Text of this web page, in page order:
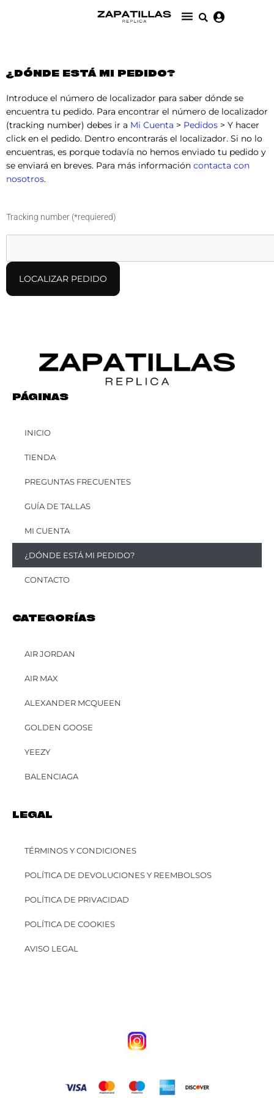
¿DÓNDE ESTÁ MI PEDIDO?
Introduce el número de localizador para saber dónde se
encuentra tu pedido. Para encontrar el número de localizador
(tracking number) debes ir a Mi Cuenta > Pedidos > Y hacer
click en el pedido. Dentro encontrarás el localizador. Si no lo
encuentras, es porque todavía no hemos enviado tu pedido y
se enviará en breves. Para más información contacta con
nosotros.
Tracking number (*requiered)
PÁGINAS
INICIO
TIENDA
PREGUNTAS FRECUENTES
GUÍA DE TALLAS
MI CUENTA
¿DÓNDE ESTÁ MI PEDIDO?
CONTACTO
CATEGORÍAS
AIR JORDAN
AIR MAX
ALEXANDER MCQUEEN
GOLDEN GOOSE
YEEZY
BALENCIAGA
LEGAL
TÉRMINOS Y CONDICIONES
POLÍTICA DE DEVOLUCIONES Y REEMBOLSOS
POLÍTICA DE PRIVACIDAD
POLÍTICA DE COOKIES
AVISO LEGAL